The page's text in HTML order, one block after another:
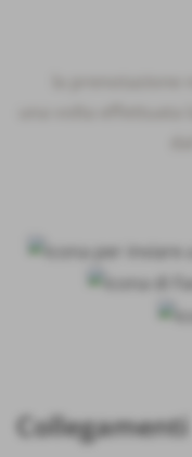
la prenotazione
una volta effettuata
Collegamenti